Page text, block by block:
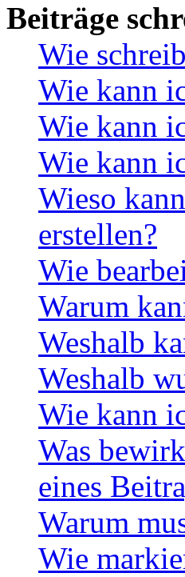
Beiträge
Wie
Wie kann
Wie kann
Wie kann
Wieso
erstellen?
Wie
Warum
Weshalb
Weshalb
Wie kann
Was
eines
Warum
Wie